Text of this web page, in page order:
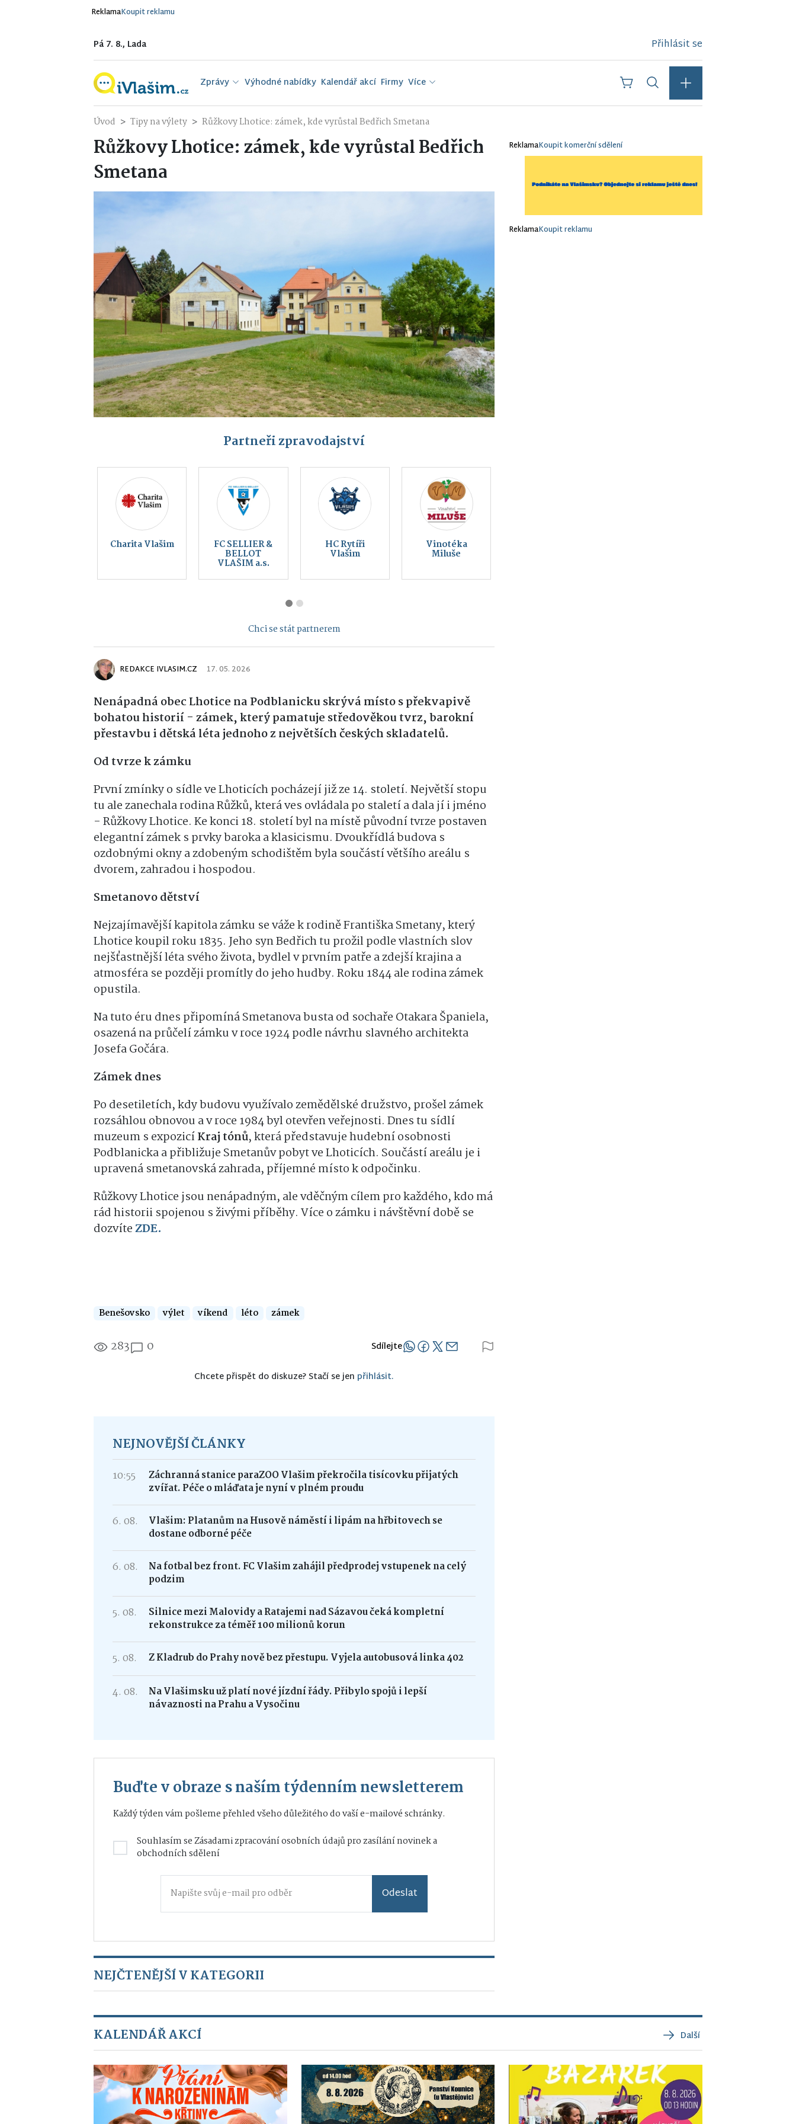
ReklamaKoupit reklamu
Pá 7. 8., Lada Přihlásit se
Zprávy Výhodné nabídky Kalendář akcí Firmy Více
Úvod Tipy na výlety Růžkovy Lhotice: zámek, kde vyrůstal Bedřich Smetana
Růžkovy Lhotice: zámek, kde vyrůstal Bedřich
Smetana
Partneři zpravodajství
Kraj blanických Český svaz
přírody Vlašim
Montessori
Vlašim z. s.
Chci se stát partnerem
REDAKCE IVLASIM.CZ 17. 05. 2026
Nenápadná obec Lhotice na Podblanicku skrývá místo s překvapivě
bohatou historií - zámek, který pamatuje středověkou tvrz, barokní
přestavbu i dětská léta jednoho z největších českých skladatelů.
Od tvrze k zámku
První zmínky o sídle ve Lhoticích pocházejí již ze 14. století. Největší stopu
tu ale zanechala rodina Růžků, která ves ovládala po staletí a dala jí i jméno
- Růžkovy Lhotice. Ke konci 18. století byl na místě původní tvrze postaven
elegantní zámek s prvky baroka a klasicismu. Dvoukřídlá budova s
ozdobnými okny a zdobeným schodištěm byla součástí většího areálu s
dvorem, zahradou i hospodou.
Smetanovo dětství
Nejzajímavější kapitola zámku se váže k rodině Františka Smetany, který
Lhotice koupil roku 1835. Jeho syn Bedřich tu prožil podle vlastních slov
nejšťastnější léta svého života, bydlel v prvním patře a zdejší krajina a
atmosféra se později promítly do jeho hudby. Roku 1844 ale rodina zámek
opustila.
Na tuto éru dnes připomíná Smetanova busta od sochaře Otakara Španiela,
osazená na průčelí zámku v roce 1924 podle návrhu slavného architekta
Josefa Gočára.
Zámek dnes
Po desetiletích, kdy budovu využívalo zemědělské družstvo, prošel zámek
rozsáhlou obnovou a v roce 1984 byl otevřen veřejnosti. Dnes tu sídlí
muzeum s expozicíKraj tónů, která představuje hudební osobnosti
Podblanicka a přibližuje Smetanův pobyt ve Lhoticích. Součástí areálu je i
upravená smetanovská zahrada, příjemné místo k odpočinku.
Růžkovy Lhotice jsou nenápadným, ale vděčným cílem pro každého, kdo má
rád historii spojenou s živými příběhy. Více o zámku i návštěvní době se
dozvíteZDE.
Benešovsko výlet víkend léto zámek
283 0 Sdílejte
Chcete přispět do diskuze? Stačí se jen přihlásit.
NEJNOVĚJŠÍ ČLÁNKY
10:55
Záchranná stanice paraZOO Vlašim překročila tisícovku přijatých
zvířat. Péče o mláďata je nyní v plném proudu
6. 08.
Vlašim: Platanům na Husově náměstí i lipám na hřbitovech se
dostane odborné péče
6. 08.
Na fotbal bez front. FC Vlašim zahájil předprodej vstupenek na celý
podzim
5. 08.
Silnice mezi Malovidy a Ratajemi nad Sázavou čeká kompletní
rekonstrukce za téměř 100 milionů korun
5. 08. Z Kladrub do Prahy nově bez přestupu. Vyjela autobusová linka 402
4. 08.
Na Vlašimsku už platí nové jízdní řády. Přibylo spojů i lepší
návaznosti na Prahu a Vysočinu
Buďte v obraze s naším týdenním newsletterem
Každý týden vám pošleme přehled všeho důležitého do vaší e-mailové schránky.
Souhlasím seZásadami zpracování osobních údajůpro zasílání novinek a
obchodních sdělení
Odeslat
NEJČTENĚJŠÍ V KATEGORII
ReklamaKoupit komerční sdělení
ReklamaKoupit reklamu
KALENDÁŘ AKCÍ Další